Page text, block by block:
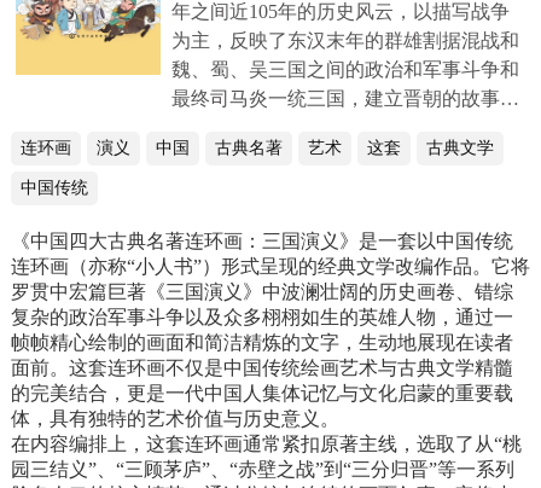
年之间近105年的历史风云，以描写战争
为主，反映了东汉末年的群雄割据混战和
魏、蜀、吴三国之间的政治和军事斗争和
最终司马炎一统三国，建立晋朝的故事。
化，并概括了这一时代的历史巨变，塑造
鹿、三国鼎立、三国归晋五大部分，在广
阔的历史背景下，上演了一幕幕气势磅礴
的战争场面。作者罗贯中将兵法三十六计
融于字里行间，既有情节，也有兵法韬
略。本书以《三国演义》原著为依据，经
过精选和缩编，将原著中的故事用浅显易
懂的语言表达出来，全文加注拼音，并配
以生动有趣的图画，更有助于孩子阅读。
连环画 演义 中国 古典名著 艺术 这套 古典文学
中国传统
《中国四大古典名著连环画：三国演义》是一套以中国传统
连环画（亦称“小人书”）形式呈现的经典文学改编作品。它将
罗贯中宏篇巨著《三国演义》中波澜壮阔的历史画卷、错综
复杂的政治军事斗争以及众多栩栩如生的英雄人物，通过一
帧帧精心绘制的画面和简洁精炼的文字，生动地展现在读者
面前。这套连环画不仅是中国传统绘画艺术与古典文学精髓
的完美结合，更是一代中国人集体记忆与文化启蒙的重要载
体，具有独特的艺术价值与历史意义。
在内容编排上，这套连环画通常紧扣原著主线，选取了从“桃
园三结义”、“三顾茅庐”、“赤壁之战”到“三分归晋”等一系列